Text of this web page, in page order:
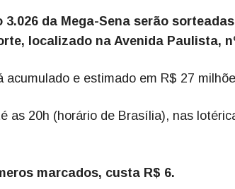
da Mega-Sena serão
localizado na Avenida Paulista,
e estimado em R$ 27
as 20h (horário de Brasília), nas
marcados, custa R$ 6.